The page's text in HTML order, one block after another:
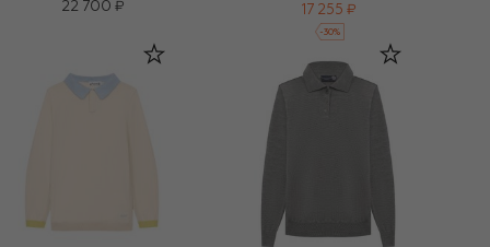
22 700 ₽
17 255 ₽
-30%